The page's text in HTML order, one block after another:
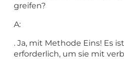
greifen?
A:
. Ja, mit Methode Eins! Es
erforderlich, um sie mit